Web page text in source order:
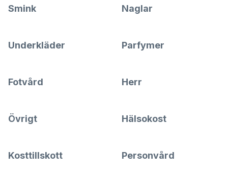
Smink Naglar
Underkläder Parfymer
Fotvård Herr
Övrigt Hälsokost
Kosttillskott Personvård